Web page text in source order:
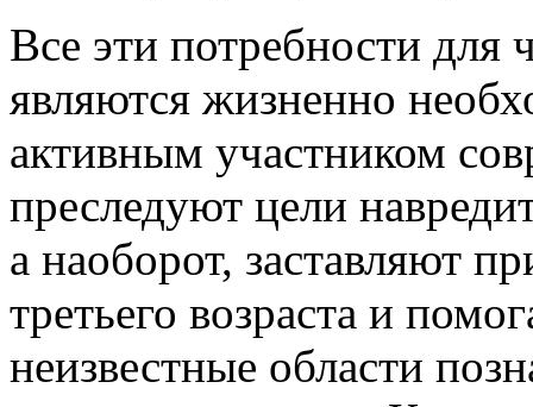
Все эти потребности для
являются жизненно
активным участником
преследуют цели
а наоборот, заставляют
третьего возраста и
неизвестные области